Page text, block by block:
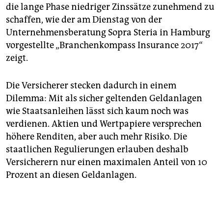
die lange Phase niedriger Zinssätze zunehmend zu
schaffen, wie der am Dienstag von der
Unternehmensberatung Sopra Steria in Hamburg
vorgestellte „Branchenkompass Insurance 2017“
zeigt.
Die Versicherer stecken dadurch in einem
Dilemma: Mit als sicher geltenden Geldanlagen
wie Staatsanleihen lässt sich kaum noch was
verdienen. Aktien und Wertpapiere versprechen
höhere Renditen, aber auch mehr Risiko. Die
staatlichen Regulierungen erlauben deshalb
Versicherern nur einen maximalen Anteil von 10
Prozent an diesen Geldanlagen.